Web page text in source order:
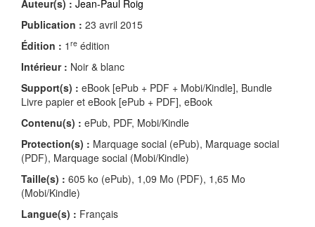
Auteur(s) : Jean-Paul Roig
Publication : 23 avril 2015
Édition : 1 re édition
Intérieur : Noir & blanc
Support(s) : eBook [ePub + PDF + Mobi/Kindle], Bundle
Livre papier et eBook [ePub + PDF], eBook
Contenu(s) : ePub, PDF, Mobi/Kindle
Protection(s) : Marquage social (ePub), Marquage social
(PDF), Marquage social (Mobi/Kindle)
Taille(s) : 605 ko (ePub), 1,09 Mo (PDF), 1,65 Mo
(Mobi/Kindle)
Langue(s) : Français